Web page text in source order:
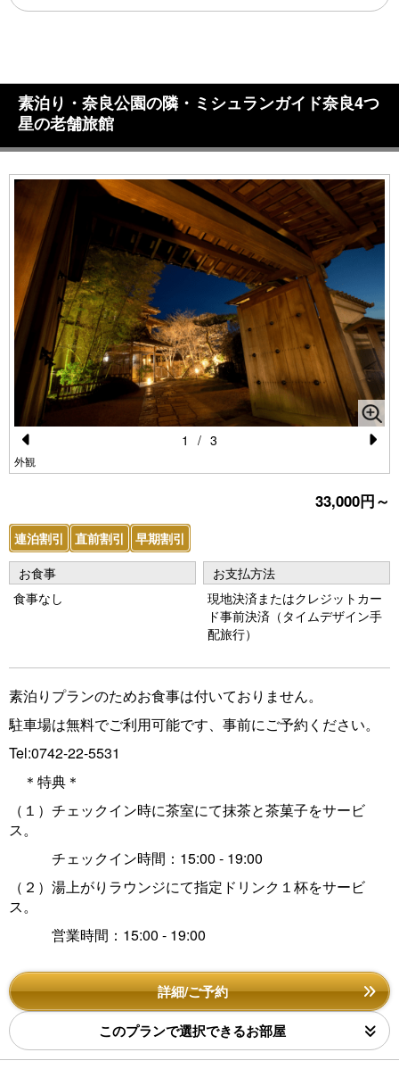
素泊り・奈良公園の隣・ミシュランガイド奈良4つ
星の老舗旅館
Pr
o
u
s
外観
e
xt
1 / 3
33,000円～
連泊割引 直前割引
早期割引
お食事
食事なし
お支払方法
現地決済またはクレジットカー
ド事前決済（タイムデザイン手
配旅行）
素泊りプランのためお食事は付いておりません。
駐車場は無料でご利用可能です、事前にご予約ください。
Tel:0742-22-5531
＊特典＊
（１）チェックイン時に茶室にて抹茶と茶菓子をサービ
ス。
チェックイン時間：15:00 - 19:00
（２）湯上がりラウンジにて指定ドリンク１杯をサービ
ス。
営業時間：15:00 - 19:00
詳細/ご予約
このプランで選択できるお部屋